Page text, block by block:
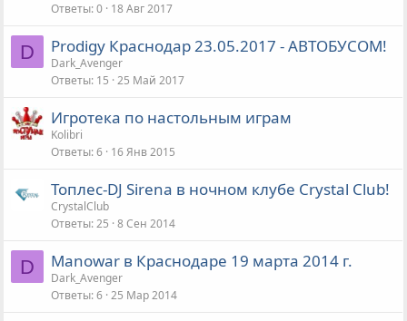
Ответы 0 18 Авг 2017
D Prodigy Краснодар 23.05.2017 - АВТОБУСОМ!
Dark_Avenger
Ответы 15 25 Май 2017
Игротека по настольным играм
Kolibri
Ответы 6 16 Янв 2015
Топлес-DJ Sirena в ночном клубе Crystal Club!
CrystalClub
Ответы 25 8 Сен 2014
D Manowar в Краснодаре 19 марта 2014 г.
Dark_Avenger
Ответы 6 25 Мар 2014